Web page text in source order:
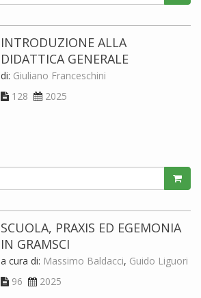
INTRODUZIONE ALLA
DIDATTICA GENERALE
di: Giuliano Franceschini
128
2025
SCUOLA, PRAXIS ED EGEMONIA
IN GRAMSCI
a cura di: Massimo Baldacci, Guido Liguori
96
2025